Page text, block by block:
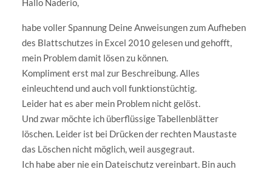
habe voller Spannung Deine Anweisungen zum Aufheben
des Blattschutzes in Excel 2010 gelesen und gehofft,
mein Problem damit lösen zu können.
Kompliment erst mal zur Beschreibung. Alles
einleuchtend und auch voll funktionstüchtig.
Leider hat es aber mein Problem nicht gelöst.
Und zwar möchte ich überflüssige Tabellenblätter
löschen. Leider ist bei Drücken der rechten Maustaste
das Löschen nicht möglich, weil ausgegraut.
Ich habe aber nie ein Dateischutz vereinbart. Bin auch